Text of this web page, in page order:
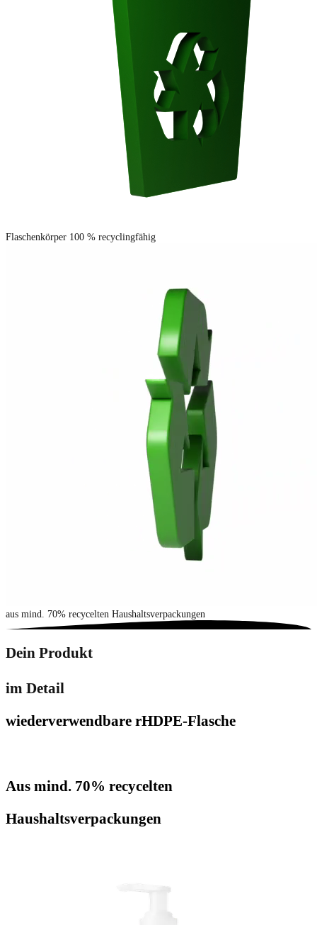
Flaschenkörper 100 % recyclingfähig
aus mind. 70% recycelten Haushaltsverpackungen
Dein Produkt
im Detail
wiederverwendbare rHDPE-Flasche
Aus mind. 70% recycelten
Haushaltsverpackungen